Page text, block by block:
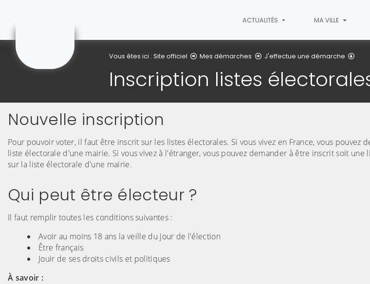
ACTUALITÉS MA VILLE
Vous êtes ici : Site officiel Mes démarches J'effectue une démarche
Inscription listes
Nouvelle inscription
Pour pouvoir voter, il faut être inscrit sur les listes électorales. Si vous vivez en France, vous pouvez
liste électorale d'une mairie. Si vous vivez à l'étranger, vous pouvez demander à être inscrit soit une
sur la liste électorale d'une mairie.
Qui peut être électeur ?
Il faut remplir toutes les conditions suivantes :
Avoir au moins 18 ans la veille du jour de l'élection
Être français
Jouir de ses droits civils et politiques
À savoir :